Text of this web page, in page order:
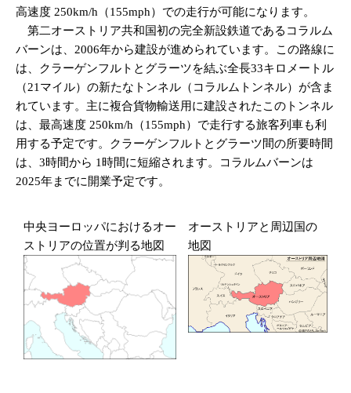
高速度 250km/h（155mph）での走行が可能になります。
第二オーストリア共和国初の完全新設鉄道であるコラルム
バーンは、2006年から建設が進められています。この路線に
は、クラーゲンフルトとグラーツを結ぶ全長33キロメートル
（21マイル）の新たなトンネル（コラルムトンネル）が含ま
れています。主に複合貨物輸送用に建設されたこのトンネル
は、最高速度 250km/h（155mph）で走行する旅客列車も利
用する予定です。クラーゲンフルトとグラーツ間の所要時間
は、3時間から 1時間に短縮されます。コラルムバーンは
2025年までに開業予定です。
中央ヨーロッパにおけるオー
ストリアの位置が判る地図
オーストリアと周辺国の
地図